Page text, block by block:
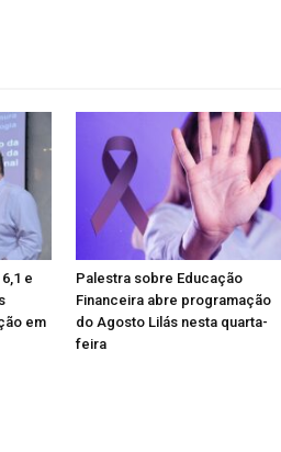
e
em
Palestra sobre Educação
Financeira abre programação
do Agosto Lilás nesta quarta-
feira